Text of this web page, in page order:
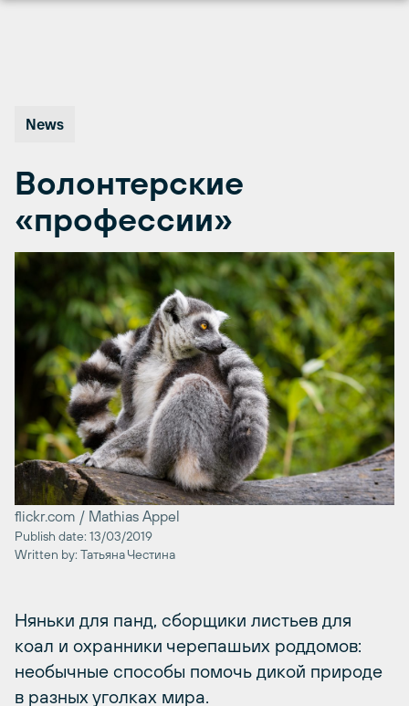
News
Волонтерские
«профессии»
flickr.com / Mathias Appel
Publish date: 13/03/2019
Written by: Татьяна Честина
Няньки для панд, сборщики листьев для
коал и охранники черепашьих роддомов:
необычные способы помочь дикой природе
в разных уголках мира.